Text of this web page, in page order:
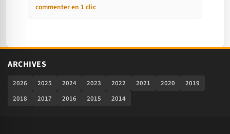
commenter en 1 clic
ARCHIVES
2026 2025 2024 2023 2022 2021 2020
2019
2018
2017 2016 2015 2014